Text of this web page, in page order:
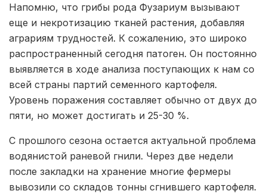
Напомню, что грибы рода Фузариум вызывают
еще и некротизацию тканей растения, добавляя
аграриям трудностей. К сожалению, это широко
распространенный сегодня патоген. Он постоянно
выявляется в ходе анализа поступающих к нам со
всей страны партий семенного картофеля.
Уровень поражения составляет обычно от двух до
пяти, но может достигать и 25-30 %.
С прошлого сезона остается актуальной проблема
водянистой раневой гнили. Через две недели
после закладки на хранение многие фермеры
вывозили со складов тонны сгнившего картофеля.